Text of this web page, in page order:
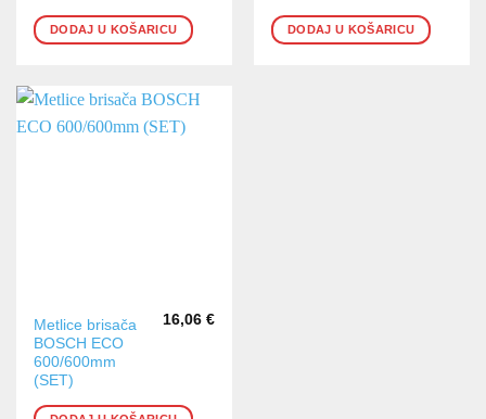
DODAJ U KOŠARICU DODAJ U KOŠARICU
Metlice brisača
BOSCH ECO
600/600mm
(SET)
16,06 €